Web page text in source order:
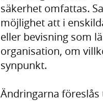
säkerhet omfattas.
möjlighet att i
eller bevisning som
organisation, om
synpunkt.
Ändringarna föreslås